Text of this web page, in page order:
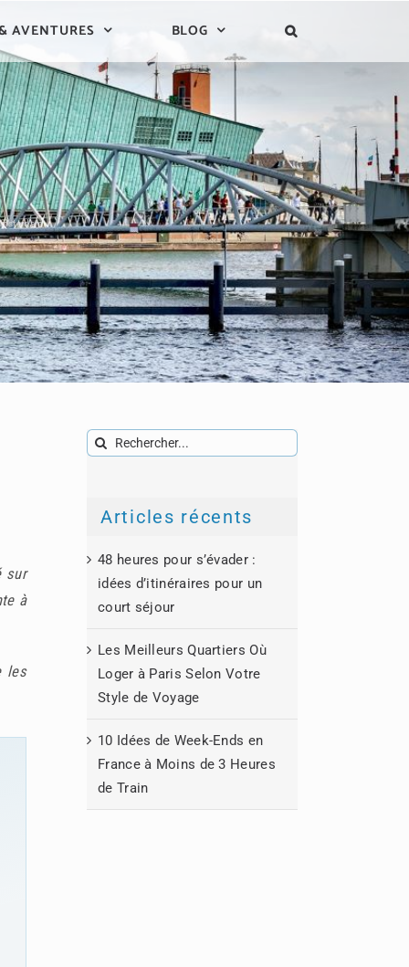
AVENTURES BLOG
sur
à
les
Rechercher:
Articles récents
48 heures pour s’évader :
idées d’itinéraires pour un
court séjour
Les Meilleurs Quartiers Où
Loger à Paris Selon Votre
Style de Voyage
10 Idées de Week-Ends en
France à Moins de 3 Heures
de Train